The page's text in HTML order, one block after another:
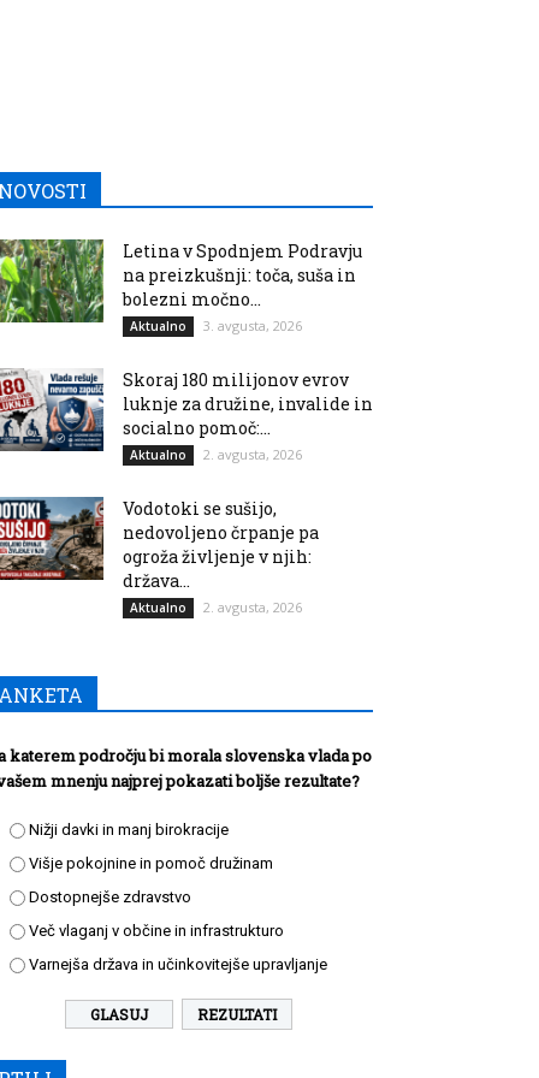
Letina v Spodnjem Podravju
na preizkušnji: toča, suša in
bolezni močno...
Aktualno 3. avgusta, 2026
Skoraj 180 milijonov evrov
luknje za družine, invalide in
socialno pomoč:...
Aktualno 2. avgusta, 2026
Vodotoki se sušijo,
nedovoljeno črpanje pa
ogroža življenje v njih:
država...
Aktualno 2. avgusta, 2026
katerem področju bi morala slovenska vlada po
mnenju najprej pokazati boljše rezultate?
Nižji davki in manj birokracije
Višje pokojnine in pomoč družinam
Dostopnejše zdravstvo
Več vlaganj v občine in infrastrukturo
Varnejša država in učinkovitejše upravljanje
REZULTATI